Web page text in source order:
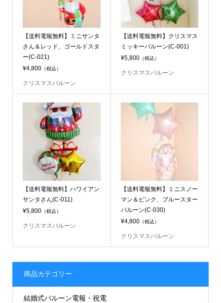
【送料電報無料】ミニサンタ
さん＆レッド、ゴールドスタ
ー(C-021)
¥4,800（税込）
クリスマスバルーン
【送料電報無料】クリスマス
ミッキーバルーン(C-001)
¥5,800（税込）
クリスマスバルーン
【送料電報無料】ハワイアン
サンタさん(C-011)
¥5,800（税込）
クリスマスバルーン
【送料電報無料】ミニスノー
マン＆ピンク、ブルースター
バルーン(C-030)
¥4,800（税込）
クリスマスバルーン
商品カテゴリー
結婚式バルーン電報・祝電